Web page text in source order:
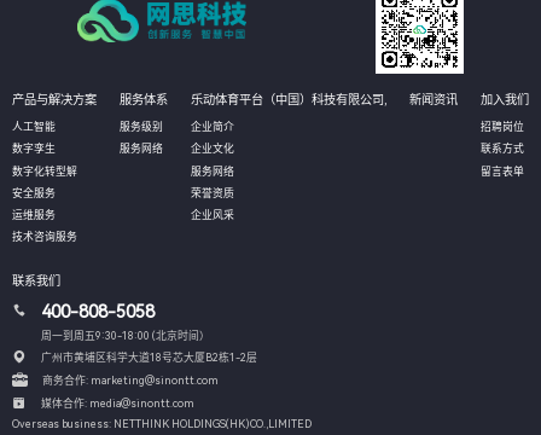
产品与解决方案
人工智能
数字孪生
数字化转型解
安全服务
运维服务
技术咨询服务
服务体系
服务级别
服务网络
乐动体育平台（中国）科技有限公司,
企业简介
企业文化
服务网络
荣誉资质
企业风采
新闻资讯 加入我们
招聘岗位
联系方式
留言表单
联系我们
400-808-5058
周一到周五9:30-18:00 (北京时间）
广州市黄埔区科学大道18号芯大厦B2栋1-2层
商务合作: marketing@sinontt.com
媒体合作: media@sinontt.com
Overseas business: NETTHINK HOLDINGS(HK)CO.,LIMITED